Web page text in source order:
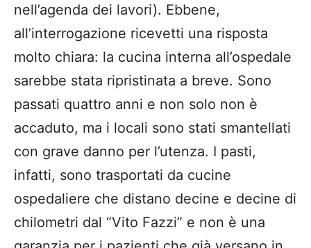
nell’agenda dei lavori). Ebbene,
all’interrogazione ricevetti una risposta
molto chiara: la cucina interna all’ospedale
sarebbe stata ripristinata a breve. Sono
passati quattro anni e non solo non è
accaduto, ma i locali sono stati smantellati
con grave danno per l’utenza. I pasti,
infatti, sono trasportati da cucine
ospedaliere che distano decine e decine di
chilometri dal “Vito Fazzi” e non è una